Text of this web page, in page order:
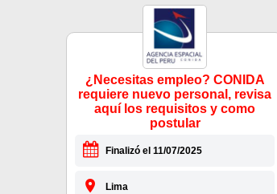
¿Necesitas empleo? CONIDA
requiere nuevo personal, revisa
aquí los requisitos y como
postular
Finalizó el 11/07/2025
Lima